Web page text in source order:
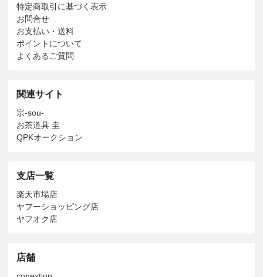
特定商取引に基づく表示
お問合せ
お支払い・送料
ポイントについて
よくあるご質問
関連サイト
宗-sou-
お茶道具 圭
QPKオークション
支店一覧
楽天市場店
ヤフーショッピング店
ヤフオク店
店舗